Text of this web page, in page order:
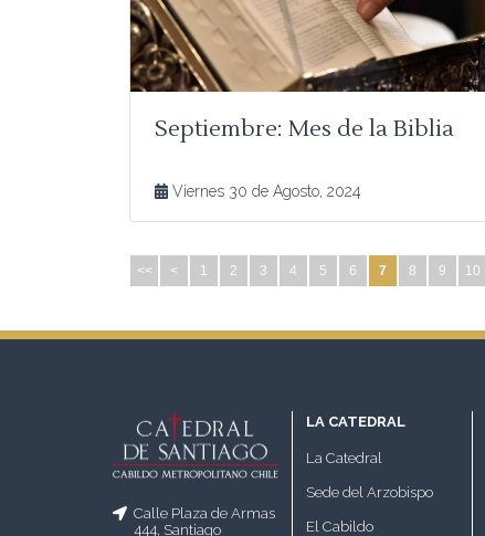
Septiembre: Mes de la Biblia
Viernes 30 de Agosto, 2024
<< < 1 2 3 4 5 6 7 8 9 10
Calle Plaza de Armas
444, Santiago
LA CATEDRAL
La Catedral
Sede del Arzobispo
El Cabildo